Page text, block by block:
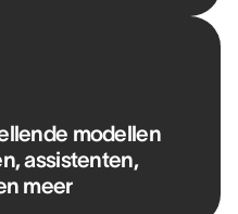
modellen
assistenten,
meer